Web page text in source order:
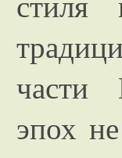
части
эпох